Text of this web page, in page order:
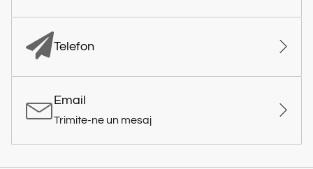
Telefon
Email
Trimite-ne un mesaj